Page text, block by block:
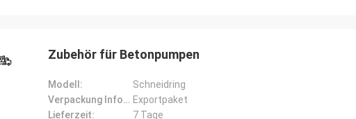
Zubehör für Betonpumpen
Modell:
Schneidring
Verpackung Informationen: Exportpaket
Lieferzeit:
7 Tage